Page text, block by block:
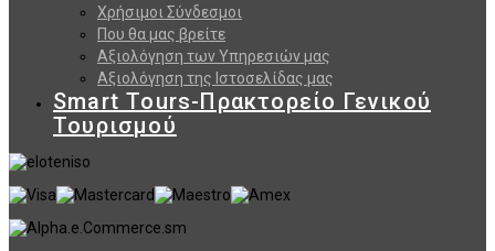
Χρήσιμοι Σύνδεσμοι
Που θα μας βρείτε
Αξιολόγηση των Υπηρεσιών μας
Αξιολόγηση της Ιστοσελίδας μας
Smart Tours-Πρακτορείο Γενικού
Τουρισμού